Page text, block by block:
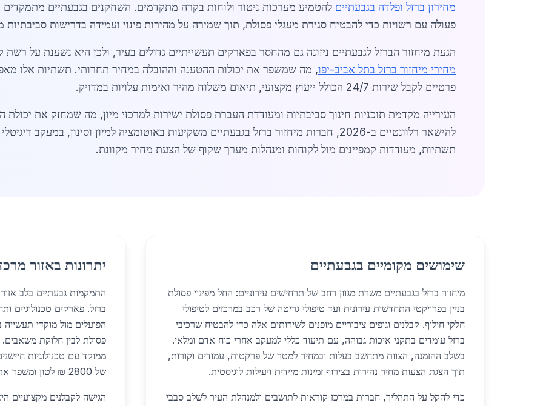
מחירון ברזל ופלדה בגבעתיים להטמיע מערכות ניטור ולוחות בקרה מתקדמים. השחקנים בגבעתיים מתמקדים
פעולה עם רשויות כדי להבטיח סגירת מעגלי פסולת, תוך שמירה על מהירות פינוי ועמידה בדרישות סביבתיות
הגעת מיחזור הברזל לגבעתיים ניזונה גם מהחסר בפארקים תעשייתיים גדולים בעיר, ולכן היא נשענת על רשת
מחירי מיחזור ברזל בתל אביב-יפו, מה שמשפר את יכולות ההטענה וההובלה במחיר תחרותי. תשתיות אלו
פרטיים לקבל שירות 24/7 הכולל ייעוץ מקצועי, תיאום משלוח מהיר ואימות עלויות במדויק.
העירייה מקדמת תוכניות חינוך סביבתיות ומעודדת העברת פסולת ישירות למרכזי מיון, מה שמחזק את
להישאר רלוונטיים ב-2026, חברות מיחזור ברזל בגבעתיים משקיעות באוטומציה למיון וסינון,
תשתיות, מעודדות קמפיינים מול לקוחות ומנהלות מערך שקוף של הצעת מחיר מקוונת.
שימושים מקומיים בגבעתיים
מיחזור ברזל בגבעתיים משרת מגוון רחב של תרחישים עירוניים: החל מפינוי פסולת
בניין בפרויקטי התחדשות עירונית ועד טיפולי גריטה של רכב במרכזים לטיפולי
חלקי חילוף. קבלנים וגופים ציבוריים מופנים לשירותים אלה כדי להבטיח שרכיבי
ברזל עומדים בתקני איכות גבוהה, עם תיעוד כללי למעקב אחרי כוח אדם ומלאי.
בשלב ההזמנה, הצוות מתחשב בעלות ובמחיר למטר של פרקטות, עמודים וקורות,
תוך הצגת הצעות מחיר נהירות בצירוף זמינות מיידית ויעילות לוגיסטית.
כדי להקל על התהליך, חברות במרכז קוראות לתושבים ולמנהלת העיר לשלב סבבי
יתרונות באזור
התמקמות גבעתיים בלב אזור
ברזל. פארקים טכנולוגיים
הפועלים מול מוקדי תעשייה
פסולת לבין חלוקת
ממוקד עם טכנולוגיות
של 2800 ₪ לטון ומשפר את העלות הכוללת לכל פרויקט.
הגישה לקבלנים מקצועיים